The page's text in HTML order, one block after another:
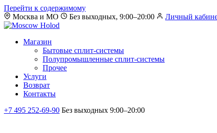
Перейти к содержимому
Москва и МО
Без выходных, 9:00–20:00 Личный
Магазин
Бытовые сплит-системы
Полупромышленные сплит-системы
Прочее
Услуги
Возврат
Контакты
+7 495 252-69-90 Без выходных 9:00–20:00